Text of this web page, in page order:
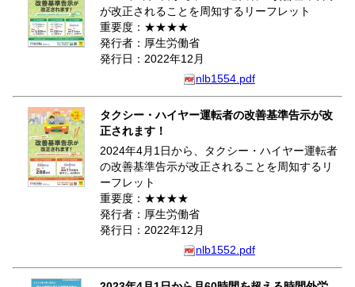
が改正されることを周知するリーフレット
重要度：★★★★
発行者：厚生労働省
発行日：2022年12月
nlb1554.pdf
タクシー・ハイヤー運転者の改善基準告示が改
正されます！
2024年4月1日から、タクシー・ハイヤー運転者
の改善基準告示が改正されることを周知するリ
ーフレット
重要度：★★★★
発行者：厚生労働省
発行日：2022年12月
nlb1552.pdf